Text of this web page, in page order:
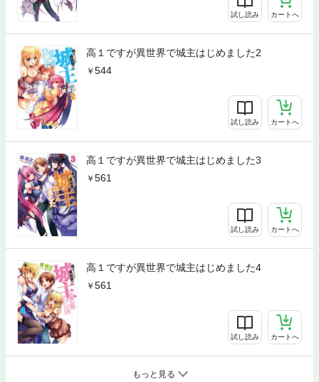
試し読み カートへ
高１ですが異世界で城主はじめました2
544
試し読み カートへ
高１ですが異世界で城主はじめました3
561
試し読み カートへ
高１ですが異世界で城主はじめました4
561
試し読み カートへ
もっと見る